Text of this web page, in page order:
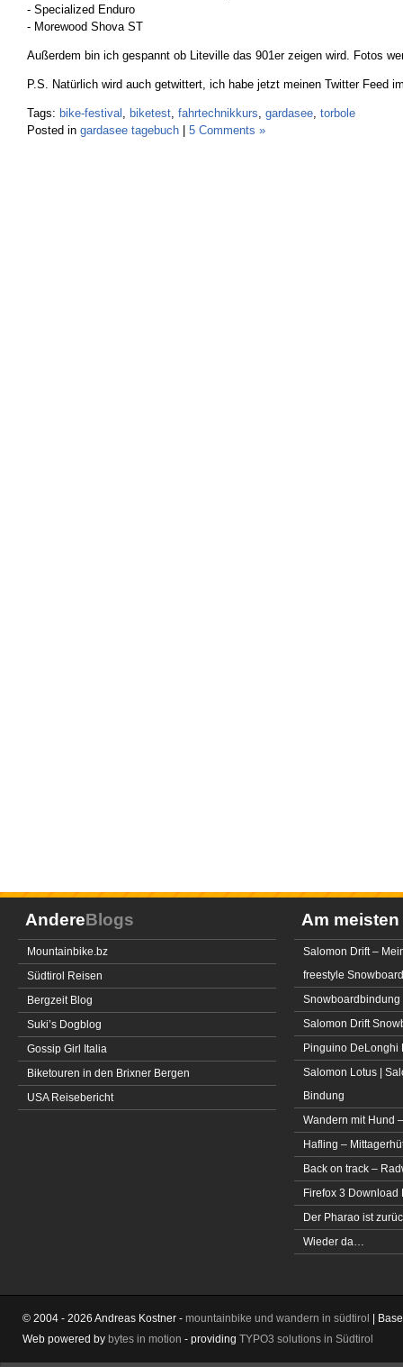
- Specialized Enduro
- Morewood Shova ST
Außerdem bin ich gespannt ob Liteville das 901er zeigen wird. Fotos
P.S. Natürlich wird auch getwittert, ich habe jetzt meinen Twitter Feed
Tags: bike-festival , biketest, fahrtechnikkurs, gardasee, torbole
Posted in gardasee tagebuch 5 Comments »
AndereBlogs
Mountainbike.bz
Südtirol Reisen
Bergzeit Blog
Suki’s Dogblog
Gossip Girl Italia
Biketouren in den Brixner Bergen
USA Reisebericht
Am meisten
Salomon Drift –
freestyle Snowboard
Snowboardbindung
Salomon Drift
Pinguino DeLonghi
Salomon Lotus |
Bindung
Wandern mit Hund
Hafling –
Back on track –
Firefox 3 Download
Der Pharao ist
Wieder da…
© 2004 - 2026 Andreas Kostner - mountainbike und wandern in südtirol |
Web powered by bytes in motion - providing TYPO3 solutions in Südtirol